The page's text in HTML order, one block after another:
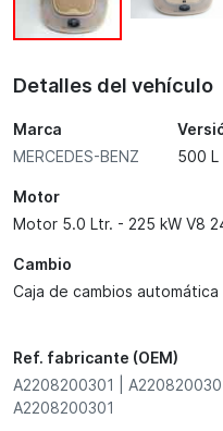
Detalles del vehículo
Marca
MERCEDES-BENZ
500 L
Motor
Motor 5.0 Ltr. - 225 kW V8
Cambio
Caja de cambios
Ref. fabricante (OEM)
A2208200301 |
A2208200301